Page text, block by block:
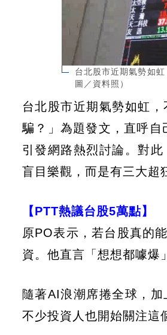
台北股市近期氣勢如
圖／資料照）
台北股市近期氣勢如虹
騙？」為題發文，直呼自
引發網路熱烈討論。對
盲目樂觀，而是有三大超
【PTT熱議台股5萬點】
原PO表示，若台股真的
資。他直言「想想都噱爆
隨著AI浪潮席捲全球，
不少投資人也開始關注這